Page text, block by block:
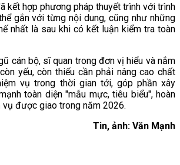
kết hợp phương pháp thuyết trình với trình
gắn với từng nội dung, cũng như những
nhất là sau khi có kết luận kiểm tra toàn
cán bộ, sĩ quan trong đơn vị hiểu và nắm
yếu, còn thiếu cần phải nâng cao chất
vụ trong thời gian tới, góp phần xây
toàn diện "mẫu mực, tiêu biểu", hoàn
vụ được giao trong năm 2026.
Tin, ảnh: Văn Mạnh